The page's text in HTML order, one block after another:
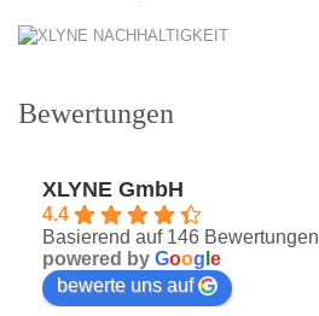
Bewertungen
XLYNE GmbH
4.4
Basierend auf 146 Bewertungen
powered by Goog e
bewerte uns auf